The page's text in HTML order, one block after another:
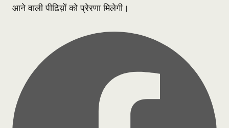
आने वाली पीढिय़ों को प्रेरणा मिलेगी।